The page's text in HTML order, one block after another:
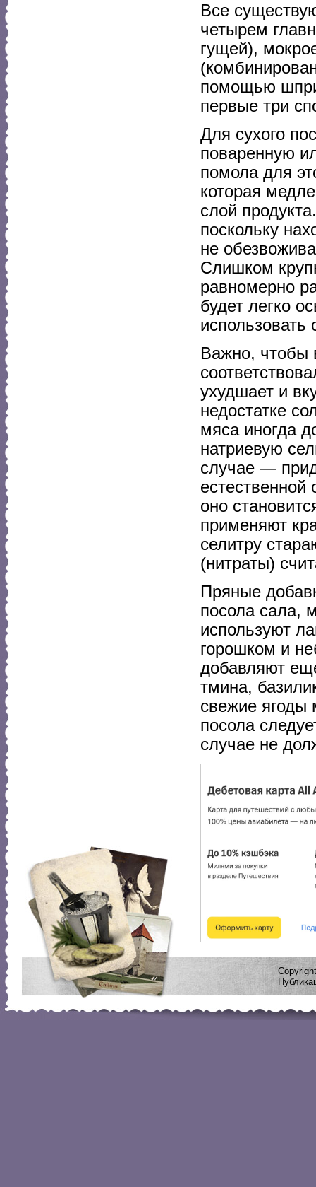
Все
четырем
гущей),
помощью
первые три
Для сухого
поваренную
помола для
которая
слой
поскольку
не
Слишком
равномерно
будет легко
Важно, чтобы
ухудшает и
недостатке
мяса иногда
натриевую
случае —
естественной
оно
применяют
селитру
(нитраты)
Пряные
посола сала,
используют
горошком и
добавляют
тмина,
свежие ягоды
посола
случае не